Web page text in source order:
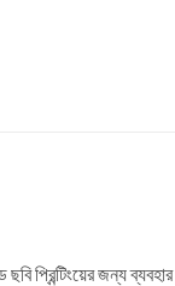
প্রিন্টিংয়ের জন্য